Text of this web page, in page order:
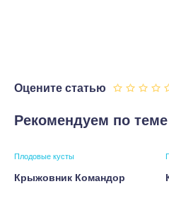
Оцените статью
Рекомендуем по теме
Плодовые кусты
Крыжовник Командор